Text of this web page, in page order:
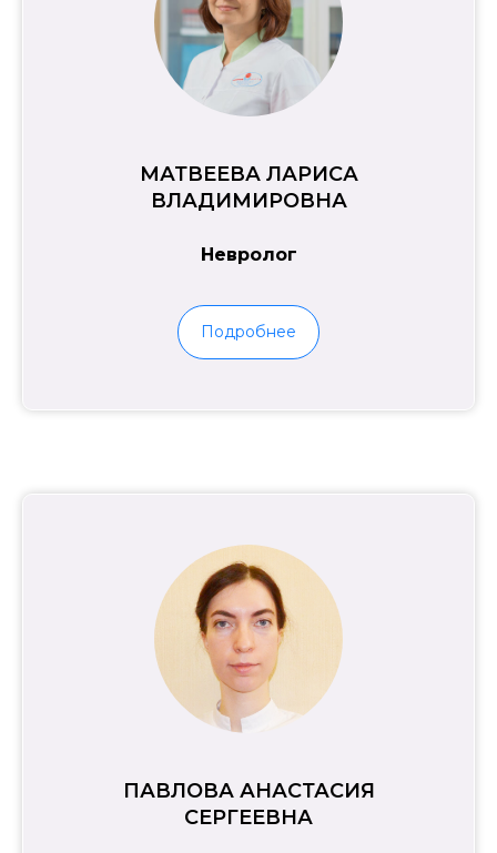
МАТВЕЕВА ЛАРИСА
ВЛАДИМИРОВНА
Невролог
Подробнее
ПАВЛОВА АНАСТАСИЯ
СЕРГЕЕВНА